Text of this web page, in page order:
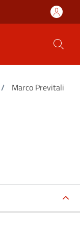
/ Marco Previtali